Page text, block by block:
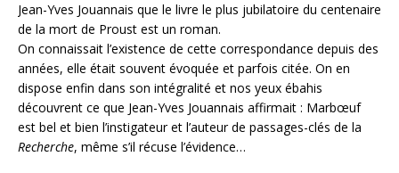
Jean-Yves Jouannais que le livre le plus jubilatoire du centenaire
de la mort de Proust est un roman.
On connaissait l’existence de cette correspondance depuis des
années, elle était souvent évoquée et parfois citée. On en
dispose enfin dans son intégralité et nos yeux ébahis
découvrent ce que Jean-Yves Jouannais affirmait : Marbœuf
est bel et bien l’instigateur et l’auteur de passages-clés de la
Recherche, même s’il récuse l’évidence…